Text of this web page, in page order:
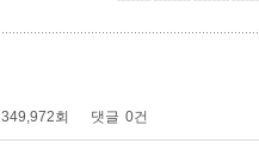
349,972회 댓글 0건